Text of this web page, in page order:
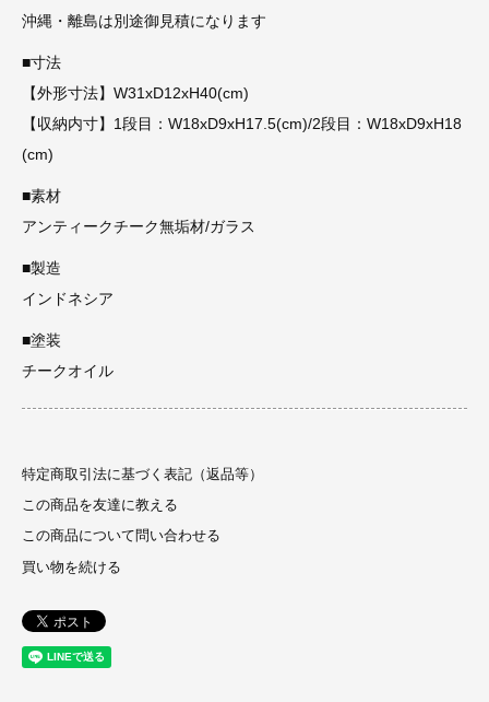
沖縄・離島は別途御見積になります
■寸法
【外形寸法】W31xD12xH40(cm)
【収納内寸】1段目：W18xD9xH17.5(cm)/2段目：W18xD9xH18
(cm)
■素材
アンティークチーク無垢材/ガラス
■製造
インドネシア
■塗装
チークオイル
特定商取引法に基づく表記（返品等）
この商品を友達に教える
この商品について問い合わせる
買い物を続ける